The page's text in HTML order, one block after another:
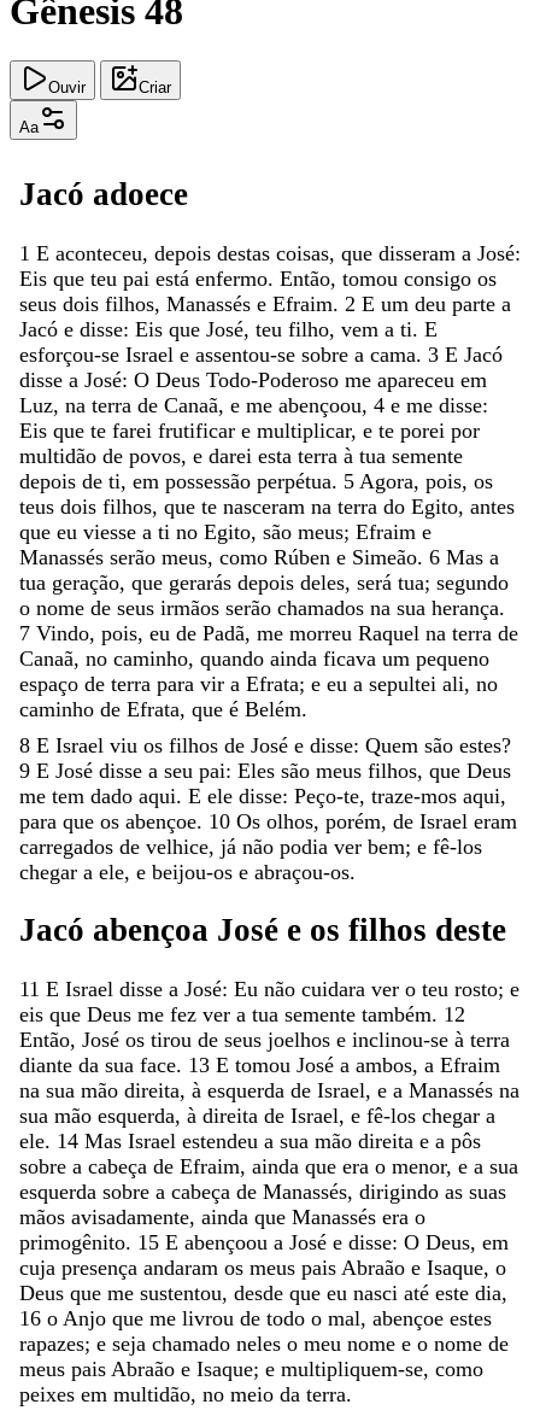
Gênesis 48
Ouvir Criar
Aa
Jacó adoece
1 E aconteceu, depois destas coisas, que disseram a José:
Eis que teu pai está enfermo. Então, tomou consigo os
seus dois filhos, Manassés e Efraim. 2 E um deu parte a
Jacó e disse: Eis que José, teu filho, vem a ti. E
esforçou-se Israel e assentou-se sobre a cama. 3 E Jacó
disse a José: O Deus Todo-Poderoso me apareceu em
Luz, na terra de Canaã, e me abençoou, 4 e me disse:
Eis que te farei frutificar e multiplicar, e te porei por
multidão de povos, e darei esta terra à tua semente
depois de ti, em possessão perpétua. 5 Agora, pois, os
teus dois filhos, que te nasceram na terra do Egito, antes
que eu viesse a ti no Egito, são meus; Efraim e
Manassés serão meus, como Rúben e Simeão. 6 Mas a
tua geração, que gerarás depois deles, será tua; segundo
o nome de seus irmãos serão chamados na sua herança.
7 Vindo, pois, eu de Padã, me morreu Raquel na terra de
Canaã, no caminho, quando ainda ficava um pequeno
espaço de terra para vir a Efrata; e eu a sepultei ali, no
caminho de Efrata, que é Belém.
8 E Israel viu os filhos de José e disse: Quem são estes?
9 E José disse a seu pai: Eles são meus filhos, que Deus
me tem dado aqui. E ele disse: Peço-te, traze-mos aqui,
para que os abençoe. 10 Os olhos, porém, de Israel eram
carregados de velhice, já não podia ver bem; e fê-los
chegar a ele, e beijou-os e abraçou-os.
Jacó abençoa José e os filhos deste
11 E Israel disse a José: Eu não cuidara ver o teu rosto; e
eis que Deus me fez ver a tua semente também. 12
Então, José os tirou de seus joelhos e inclinou-se à terra
diante da sua face. 13 E tomou José a ambos, a Efraim
na sua mão direita, à esquerda de Israel, e a Manassés na
sua mão esquerda, à direita de Israel, e fê-los chegar a
ele. 14 Mas Israel estendeu a sua mão direita e a pôs
sobre a cabeça de Efraim, ainda que era o menor, e a sua
esquerda sobre a cabeça de Manassés, dirigindo as suas
mãos avisadamente, ainda que Manassés era o
primogênito. 15 E abençoou a José e disse: O Deus, em
cuja presença andaram os meus pais Abraão e Isaque, o
Deus que me sustentou, desde que eu nasci até este dia,
16 o Anjo que me livrou de todo o mal, abençoe estes
rapazes; e seja chamado neles o meu nome e o nome de
meus pais Abraão e Isaque; e multipliquem-se, como
peixes em multidão, no meio da terra.